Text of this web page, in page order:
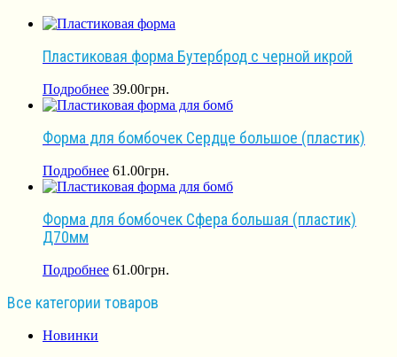
Пластиковая форма Бутерброд с черной икрой
Подробнее 39.00грн.
Форма для бомбочек Сердце большое (пластик)
Подробнее 61.00грн.
Форма для бомбочек Сфера большая (пластик)
Д70мм
Подробнее 61.00грн.
Все категории товаров
Новинки